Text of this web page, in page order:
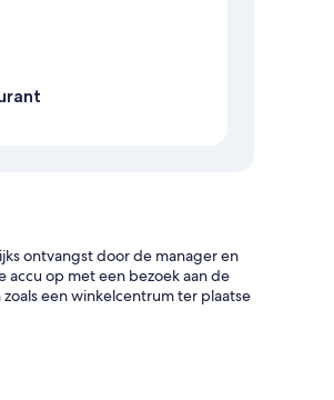
ontvangst door de manager en
accu op met een bezoek aan de
een winkelcentrum ter plaatse